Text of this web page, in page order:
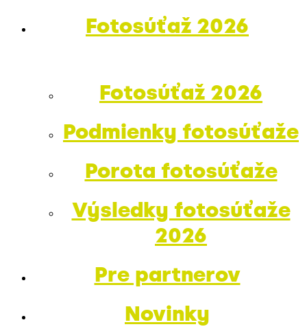
Fotosúťaž 2026
Fotosúťaž 2026
Podmienky fotosúťaže
Porota fotosúťaže
Výsledky fotosúťaže
2026
Pre partnerov
Novinky